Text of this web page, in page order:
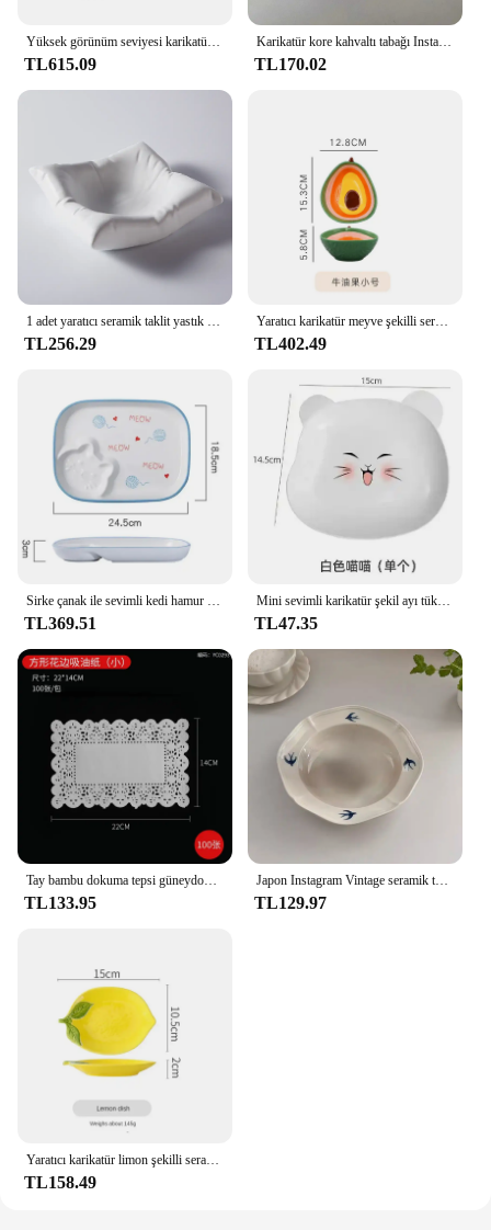
Yüksek görünüm seviyesi karikatür mantar kupa seramik sofra tatlı tabağı anlık erişte salata kasesi ev mutfak aksesuarları
TL615.09
Karikatür kore kahvaltı tabağı Instagram tarzı sevimli çizgi kedi köpek seramik Oval tabak ev tatlı sofra porselen yemek seti
TL170.02
1 adet yaratıcı seramik taklit yastık yemek tabağı mutfağı kare plaka beyaz siyah tatlı plaka sanatsal anlayışı sofra
TL256.29
Yaratıcı karikatür meyve şekilli seramik salata kasesi çorba kasesi aile meyve atıştırma tabağı sofra mutfak eşyaları aksesuarları
TL402.49
Sirke çanak ile sevimli kedi hamur plaka seramik tabak ev çocuk aperatif kahvaltı tabağı mutfak sofra
TL369.51
Mini sevimli karikatür şekil ayı tükürmek kemik çanak yaratıcı masaüstü çöp tepsisi aperatif gıda kalıntı meyve tabağı Kawaii mutfak sofra
TL47.35
Tay bambu dokuma tepsi güneydoğu asya karakteristik sofra kızartma kızartma Squab çıtır et tencere yaratıcı aperatif kızarmış plaka
TL133.95
Japon Instagram Vintage seramik tabak kabartma el boyalı yutmak çukur tabak yüksek güzellik sebze salata tatlı tabağı
TL129.97
Yaratıcı karikatür limon şekilli seramik yemek tabağı çorba kasesi aile meyve aperatif yemekleri mutfak eşyaları aksesuarları sofra
TL158.49